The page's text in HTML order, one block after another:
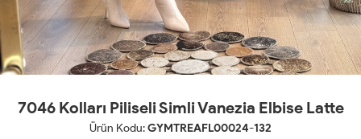
7046 Kolları Piliseli Simli Vanezia Elbise Latte
Ürün Kodu:GYMTREAFL00024-132